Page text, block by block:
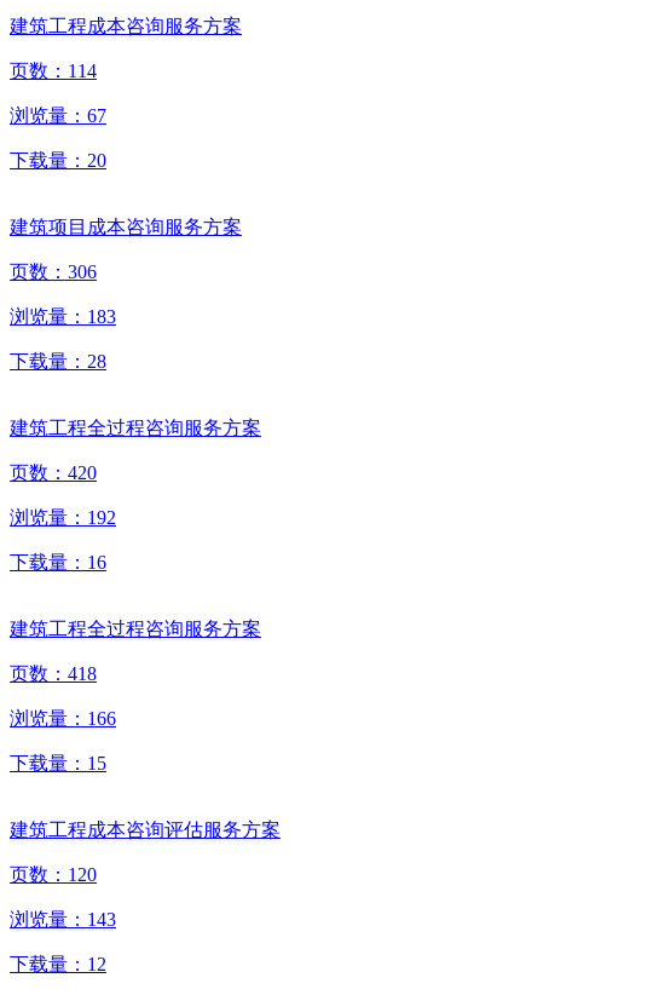
建筑工程成本咨询服务方案
页数： 114
浏览量： 67
下载量： 20
建筑项目成本咨询服务方案
页数： 306
浏览量： 183
下载量： 28
建筑工程全过程咨询服务方案
页数： 420
浏览量： 192
下载量： 16
建筑工程全过程咨询服务方案
页数： 418
浏览量： 166
下载量： 15
建筑工程成本咨询评估服务方案
页数： 120
浏览量： 143
下载量： 12